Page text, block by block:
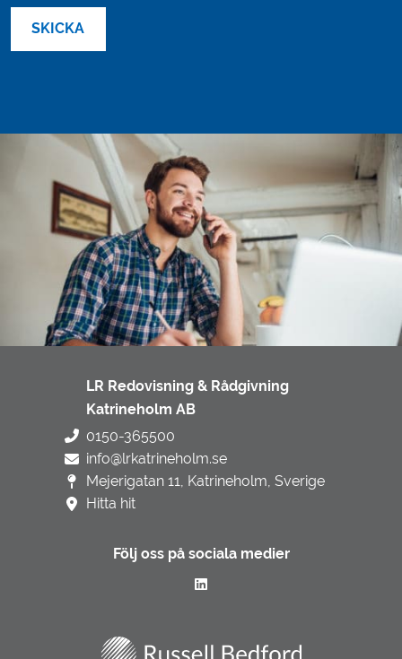
LR Redovisning & Rådgivning
Katrineholm AB
0150-365500
info@lrkatrineholm.se
Mejerigatan 11, Katrineholm, Sverige
Hitta hit
Följ oss på sociala medier